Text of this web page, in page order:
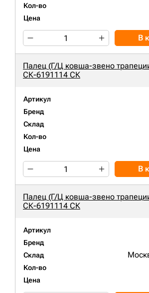
Кол-во
Цена
В
Палец (Г/Ц ковша-звено
СК-6191114 СК
Артикул
Бренд
Склад
Кол-во
Цена
В
Палец (Г/Ц ковша-звено
СК-6191114 СК
Артикул
Бренд
Склад
Кол-во
Цена